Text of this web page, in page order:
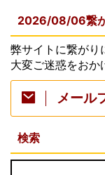
2026/08/06繋
弊サイトに繋がり
大変ご迷惑をおか
メール
検索